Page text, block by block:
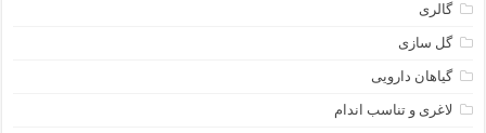
گالری
گل سازی
گیاهان دارویی
لاغری و تناسب اندام